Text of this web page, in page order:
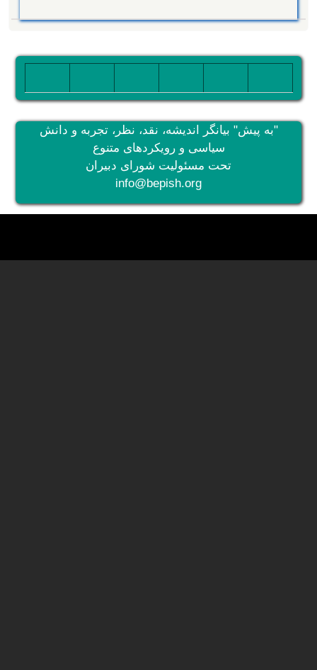
"به پیش" بیانگر اندیشه، نقد، نظر، تجربه و دانش
سیاسی و رویکردهای متنوع
تحت مسئولیت شورای دبیران
info@bepish.org